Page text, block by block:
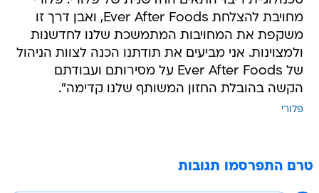
מחויבת להצלחת Ever After Foods, ואבן דרך זו
משקפת את המחויבות המתמשכת שלנו לחדשנות
ולמצוינות. אני מביעים את תודתנו הכנה לצוות הניהול
של Ever After Foods על מסירותם ועבודתם
הקשה בהובלת החזון המשותף שלנו קדימה".
פלורי
טרם התפרסמו תגובות